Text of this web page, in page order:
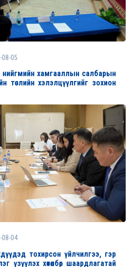
08-05
нийгмийн хамгааллын салбарын
төслийн хэлэлцүүлгийг зохион
08-04
тохирсон үйлчилгээ, гэр
үзүүлэх хөтөлбөр шаардлагатай